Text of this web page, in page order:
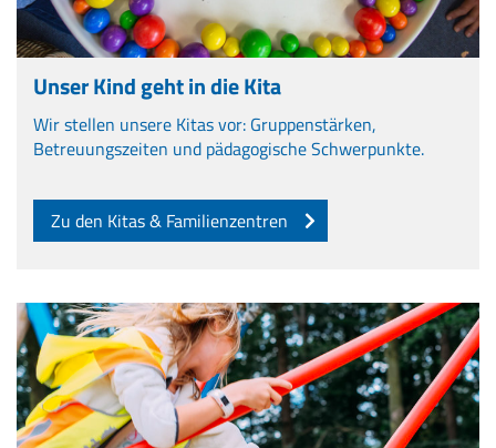
Unser Kind geht in die Kita
Wir stellen unsere Kitas vor: Gruppenstärken,
Betreuungszeiten und pädagogische Schwerpunkte.
Zu den Kitas & Familienzentren